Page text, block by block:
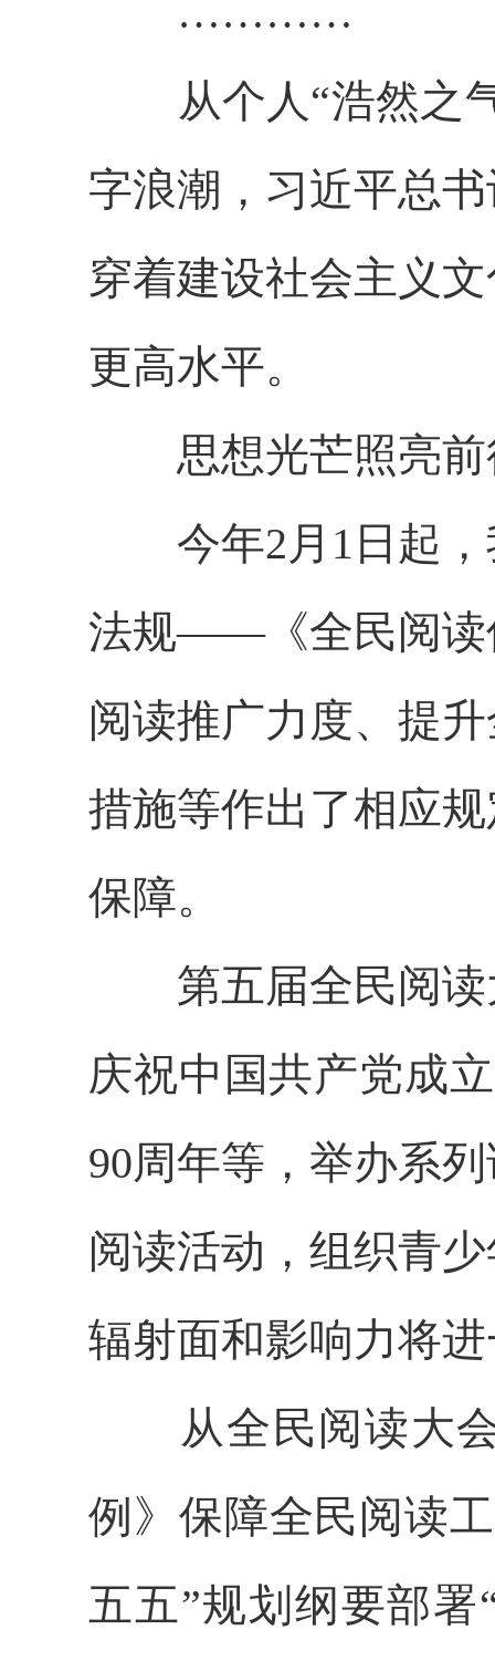
…………
从个人“浩然之气
字浪潮，习近平总
穿着建设社会主义
更高水平。
思想光芒照亮前
今年2月1日起，
法规——《全民阅读
阅读推广力度、提
措施等作出了相应
保障。
第五届全民阅读
庆祝中国共产党成
90周年等，举办系
阅读活动，组织青
辐射面和影响力将
从全民阅读大会
例》保障全民阅读
五五”规划纲要部